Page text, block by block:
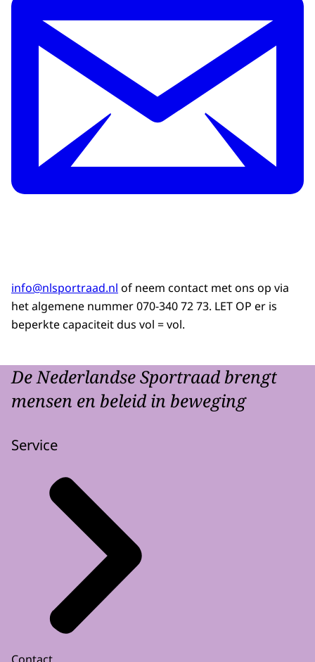
info@nlsportraad.nl of neem contact met ons op via
het algemene nummer 070-340 72 73. LET OP er is
beperkte capaciteit dus vol = vol.
De Nederlandse Sportraad brengt
mensen en beleid in beweging
Service